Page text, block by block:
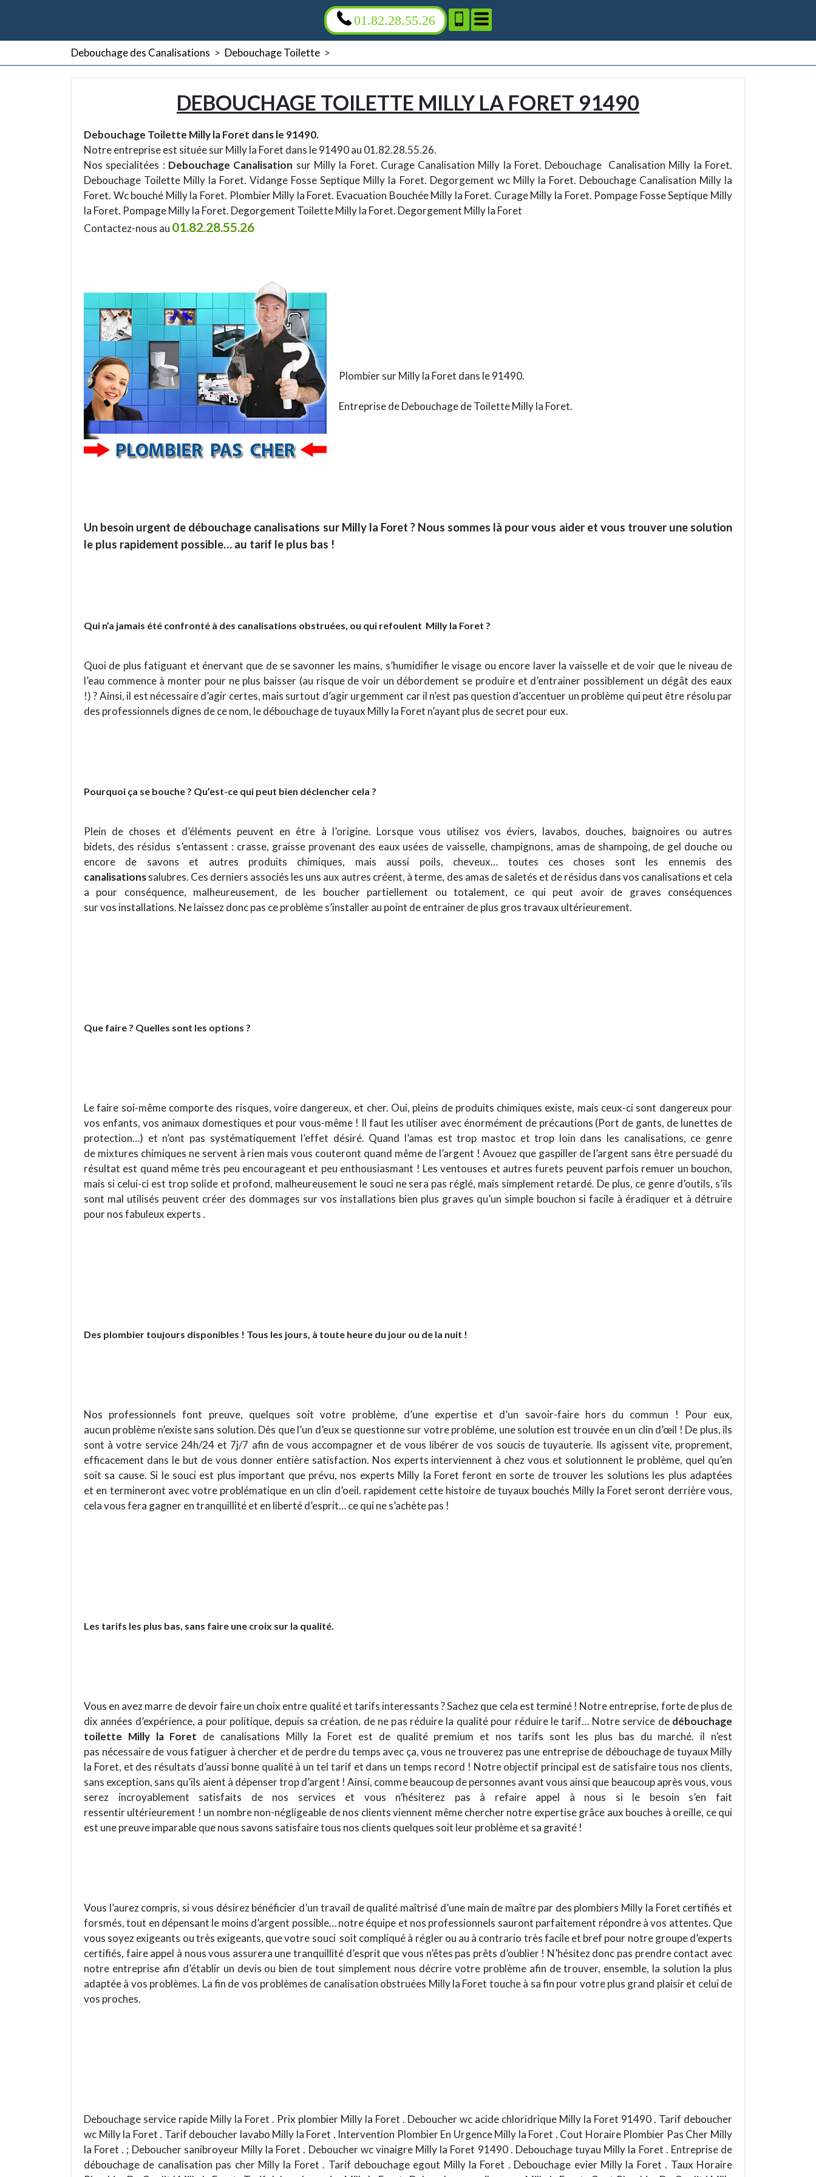
01.82.28.55.26
Debouchage des Canalisations > Debouchage Toilette >
DEBOUCHAGE TOILETTE MILLY LA FORET 91490
Debouchage Toilette Milly la Foret dans le 91490.
Notre entreprise est située sur Milly la Foret dans le 91490 au 01.82.28.55.26.
Nos specialitées : Debouchage Canalisation sur Milly la Foret. Curage Canalisation Milly la Foret. Debouchage Canalisation Milly la Foret.
Debouchage Toilette Milly la Foret. Vidange Fosse Septique Milly la Foret. Degorgement wc Milly la Foret. Debouchage Canalisation Milly la
Foret. Wc bouché Milly la Foret. Plombier Milly la Foret. Evacuation Bouchée Milly la Foret. Curage Milly la Foret. Pompage Fosse Septique Milly
la Foret. Pompage Milly la Foret. Degorgement Toilette Milly la Foret. Degorgement Milly la Foret
Contactez-nous au 01.82.28.55.26
Plombier sur Milly la Foret dans le 91490.
Entreprise de Debouchage de Toilette Milly la Foret.
Un besoin urgent de débouchage canalisations sur Milly la Foret ? Nous sommes là pour vous aider et vous trouver une solution
le plus rapidement possible… au tarif le plus bas !
Qui n’a jamais été confronté à des canalisations obstruées, ou qui refoulent Milly la Foret ?
Quoi de plus fatiguant et énervant que de se savonner les mains, s’humidifier le visage ou encore laver la vaisselle et de voir que le niveau de
l’eau commence à monter pour ne plus baisser (au risque de voir un débordement se produire et d’entrainer possiblement un dégât des eaux
!) ? Ainsi, il est nécessaire d’agir certes, mais surtout d’agir urgemment car il n’est pas question d’accentuer un problème qui peut être résolu par
des professionnels dignes de ce nom, le débouchage de tuyaux Milly la Foret n’ayant plus de secret pour eux.
Pourquoi ça se bouche ? Qu’est-ce qui peut bien déclencher cela ?
Plein de choses et d’éléments peuvent en être à l’origine. Lorsque vous utilisez vos éviers, lavabos, douches, baignoires ou autres
bidets, des résidus s’entassent : crasse, graisse provenant des eaux usées de vaisselle, champignons, amas de shampoing, de gel douche ou
encore de savons et autres produits chimiques, mais aussi poils, cheveux… toutes ces choses sont les ennemis des
canalisationssalubres. Ces derniers associés les uns aux autres créent, à terme, des amas de saletés et de résidus dans vos canalisations et cela
a pour conséquence, malheureusement, de les boucher partiellement ou totalement, ce qui peut avoir de graves conséquences
sur vos installations. Ne laissez donc pas ce problème s’installer au point de entrainer de plus gros travaux ultérieurement.
Que faire ? Quelles sont les options ?
Le faire soi-même comporte des risques, voire dangereux, et cher. Oui, pleins de produits chimiques existe, mais ceux-ci sont dangereux pour
vos enfants, vos animaux domestiques et pour vous-même ! Il faut les utiliser avec énormément de précautions (Port de gants, de lunettes de
protection…) et n’ont pas systématiquement l’effet désiré. Quand l’amas est trop mastoc et trop loin dans les canalisations, ce genre
de mixtures chimiques ne servent à rien mais vous couteront quand même de l’argent ! Avouez que gaspiller de l’argent sans être persuadé du
résultat est quand même très peu encourageant et peu enthousiasmant ! Les ventouses et autres furets peuvent parfois remuer un bouchon,
mais si celui-ci est trop solide et profond, malheureusement le souci ne sera pas réglé, mais simplement retardé. De plus, ce genre d’outils, s’ils
sont mal utilisés peuvent créer des dommages sur vos installations bien plus graves qu’un simple bouchon si facile à éradiquer et à détruire
pour nos fabuleux experts .
Des plombier toujours disponibles ! Tous les jours, à toute heure du jour ou de la nuit !
Nos professionnels font preuve, quelques soit votre problème, d’une expertise et d’un savoir-faire hors du commun ! Pour eux,
aucun problème n’existe sans solution. Dès que l’un d’eux se questionne sur votre problème, une solution est trouvée en un clin d’œil ! De plus, ils
sont à votre service 24h/24 et 7j/7 afin de vous accompagner et de vous libérer de vos soucis de tuyauterie. Ils agissent vite, proprement,
efficacement dans le but de vous donner entière satisfaction. Nos experts interviennent à chez vous et solutionnent le problème, quel qu’en
soit sa cause. Si le souci est plus important que prévu, nos experts Milly la Foret feront en sorte de trouver les solutions les plus adaptées
et en termineront avec votre problématique en un clin d’oeil. rapidement cette histoire de tuyaux bouchés Milly la Foret seront derrière vous,
cela vous fera gagner en tranquillité et en liberté d’esprit… ce qui ne s’achète pas !
Les tarifs les plus bas, sans faire une croix sur la qualité.
Vous en avez marre de devoir faire un choix entre qualité et tarifs interessants ? Sachez que cela est terminé ! Notre entreprise, forte de plus de
dix années d’expérience, a pour politique, depuis sa création, de ne pas réduire la qualité pour réduire le tarif… Notre service de débouchage
toilette Milly la Foret de canalisations Milly la Foret est de qualité premium et nos tarifs sont les plus bas du marché. il n’est
pas nécessaire de vous fatiguer à chercher et de perdre du temps avec ça, vous ne trouverez pas une entreprise de débouchage de tuyaux Milly
la Foret, et des résultats d’aussi bonne qualité à un tel tarif et dans un temps record ! Notre objectif principal est de satisfaire tous nos clients,
sans exception, sans qu’ils aient à dépenser trop d’argent ! Ainsi, comme beaucoup de personnes avant vous ainsi que beaucoup après vous, vous
serez incroyablement satisfaits de nos services et vous n’hésiterez pas à refaire appel à nous si le besoin s’en fait
ressentir ultérieurement ! un nombre non-négligeable de nos clients viennent même chercher notre expertise grâce aux bouches à oreille, ce qui
est une preuve imparable que nous savons satisfaire tous nos clients quelques soit leur problème et sa gravité !
Vous l’aurez compris, si vous désirez bénéficier d’un travail de qualité maîtrisé d’une main de maître par des plombiers Milly la Foret certifiés et
forsmés, tout en dépensant le moins d’argent possible… notre équipe et nos professionnels sauront parfaitement répondre à vos attentes. Que
vous soyez exigeants ou très exigeants, que votre souci soit compliqué à régler ou au à contrario très facile et bref pour notre groupe d’experts
certifiés, faire appel à nous vous assurera une tranquillité d’esprit que vous n’êtes pas prêts d’oublier ! N’hésitez donc pas prendre contact avec
notre entreprise afin d’établir un devis ou bien de tout simplement nous décrire votre problème afin de trouver, ensemble, la solution la plus
adaptée à vos problèmes. La fin de vos problèmes de canalisation obstruées Milly la Foret touche à sa fin pour votre plus grand plaisir et celui de
vos proches.
Debouchage service rapide Milly la Foret . Prix plombier Milly la Foret . Deboucher wc acide chloridrique Milly la Foret 91490 . Tarif deboucher
wc Milly la Foret . Tarif deboucher lavabo Milly la Foret . Intervention Plombier En Urgence Milly la Foret . Cout Horaire Plombier Pas Cher Milly
la Foret . ; Deboucher sanibroyeur Milly la Foret . Deboucher wc vinaigre Milly la Foret 91490 . Debouchage tuyau Milly la Foret . Entreprise de
débouchage de canalisation pas cher Milly la Foret . Tarif debouchage egout Milly la Foret . Debouchage evier Milly la Foret . Taux Horaire